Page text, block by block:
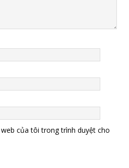
của tôi trong trình duyệt cho